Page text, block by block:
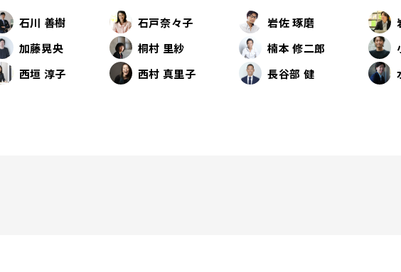
石川 善樹 石戸奈々子 岩佐 琢磨
加藤晃央 桐村 里紗 楠本 修二郎
西垣 淳子 西村 真里子 長谷部 健